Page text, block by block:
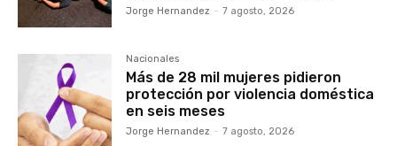
Jorge Hernandez - 7 agosto, 2026
Nacionales
Más de 28 mil mujeres pidieron
protección por violencia doméstica
en seis meses
Jorge Hernandez - 7 agosto, 2026